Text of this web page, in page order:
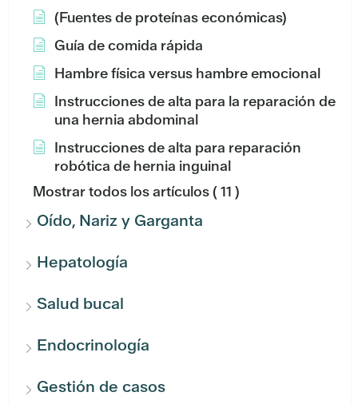
(Fuentes de proteínas económicas)
Guía de comida rápida
Hambre física versus hambre emocional
Instrucciones de alta para la reparación de
una hernia abdominal
Instrucciones de alta para reparación
robótica de hernia inguinal
Mostrar todos los artículos( 11 )
Oído, Nariz y Garganta
Hepatología
Salud bucal
Endocrinología
Gestión de casos